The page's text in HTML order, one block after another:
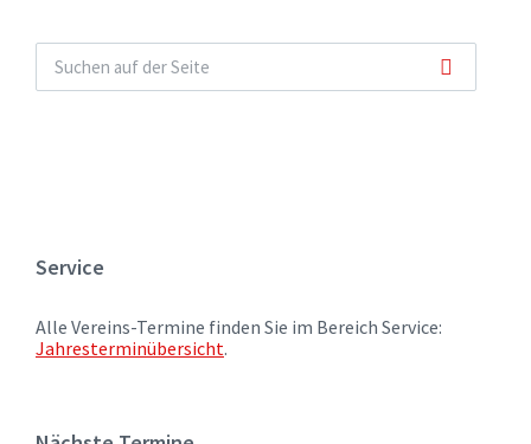
Service
Alle Vereins-Termine finden Sie im Bereich Service:
Jahresterminübersicht.